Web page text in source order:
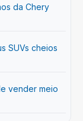
da Chery
SUVs cheios
vender meio